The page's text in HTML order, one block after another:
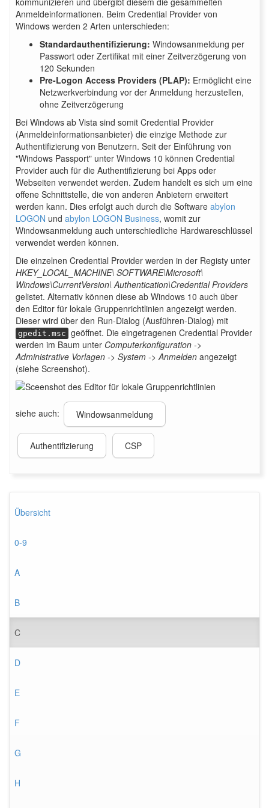
Anmeldeinformationen. Beim Credential Provider von
Windows werden 2 Arten unterschieden:
Standardauthentifizierung: Windowsanmeldung per
Passwort oder Zertifikat mit einer Zeitverzögerung von
120 Sekunden
Pre-Logon Access Providers (PLAP): Ermöglicht eine
Netzwerkverbindung vor der Anmeldung herzustellen,
ohne Zeitverzögerung
Bei Windows ab Vista sind somit Credential Provider
(Anmeldeinformationsanbieter) die einzige Methode zur
Authentifizierung von Benutzern. Seit der Einführung von
"Windows Passport" unter Windows 10 können Credential
Provider auch für die Authentifizierung bei Apps oder
Webseiten verwendet werden. Zudem handelt es sich um eine
offene Schnittstelle, die von anderen Anbietern erweitert
werden kann. Dies erfolgt auch durch die Software abylon
LOGON und abylon LOGON Business, womit zur
Windowsanmeldung auch unterschiedliche Hardwareschlüssel
verwendet werden können.
Die einzelnen Credential Provider werden in der Registy unter
HKEY_LOCAL_MACHINE\ SOFTWARE\Microsoft\
Windows\CurrentVersion\ Authentication\Credential Providers
gelistet. Alternativ können diese ab Windows 10 auch über
den Editor für lokale Gruppenrichtlinien angezeigt werden.
Dieser wird über den Run-Dialog (Ausführen-Dialog) mit
gpedit.msc geöffnet. Die eingetragenen Credential Provider
werden im Baum unter Computerkonfiguration ->
Administrative Vorlagen -> System -> Anmelden angezeigt
(siehe Screenshot).
siehe auch: Windowsanmeldung
Authentifizierung CSP
Übersicht
0-9
A
B
C
D
E
F
G
H